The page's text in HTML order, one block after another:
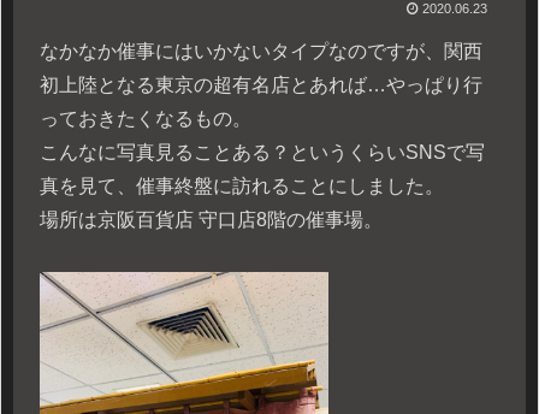
2020.06.23
なかなか催事にはいかないタイプなのですが、関西
初上陸となる東京の超有名店とあれば…やっぱり行
っておきたくなるもの。
こんなに写真見ることある？というくらいSNSで写
真を見て、催事終盤に訪れることにしました。
場所は京阪百貨店 守口店8階の催事場。